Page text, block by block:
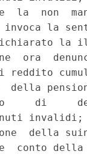
la  non
la
ora
della
di
invalidi;
della
conto della